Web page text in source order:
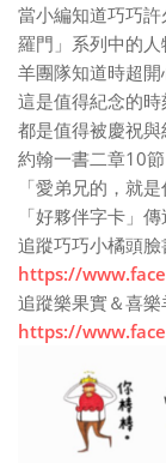
當小編知道巧巧
羅門」系列中的
羊團隊知道時超開
這是值得紀念的
都是值得被慶祝與
約翰一書二章10節
「愛弟兄的，就
「好夥伴字卡」
追蹤巧巧小橘頭臉
https://
追蹤樂果實＆喜樂
https://